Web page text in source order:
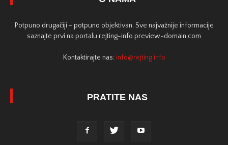
Potpuno drugačiji - potpuno objektivan. Sve najvažnije informacije
saznajte prvi na portalu rejting-info.preview-domain.com
Kontaktirajte nas: info@rejting.info
PRATITE NAS